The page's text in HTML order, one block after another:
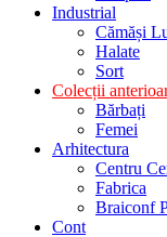
Industrial
Cămăși
Halate
Sort
Colecții
Bărbați
Femei
Arhitectura
Centru
Fabrica
Braiconf
Cont